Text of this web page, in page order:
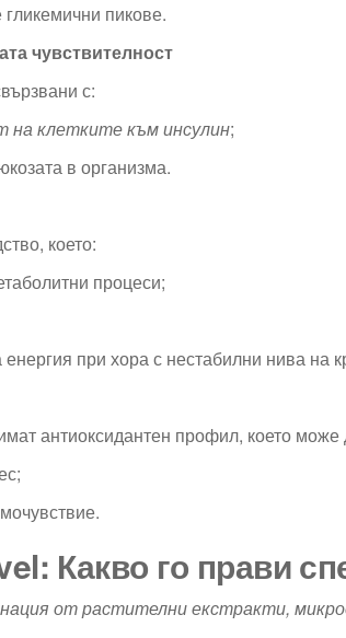
пикове.
чувствителност
с:
на клетките към инсулин;
в организма.
което:
процеси;
при хора с нестабилни нива на
антиоксидантен профил, което може
Какво го прави
от растителни екстракти,